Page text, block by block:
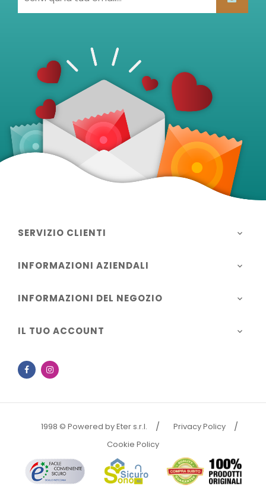
SERVIZIO CLIENTI 
INFORMAZIONI AZIENDALI 
INFORMAZIONI DEL NEGOZIO 
IL TUO ACCOUNT 
Facebook
1998 © Powered by Eter s.r.l.
Privacy Policy
Cookie Policy